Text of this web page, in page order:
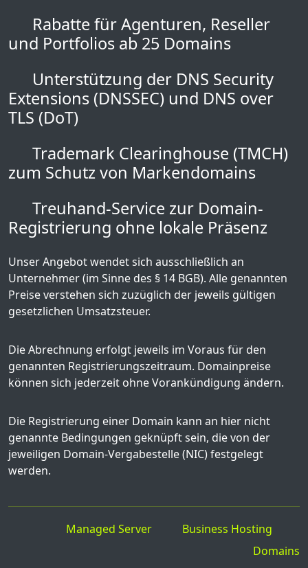
Rabatte für Agenturen, Reseller
und Portfolios ab 25 Domains
Unterstützung der DNS Security
Extensions (DNSSEC) und DNS over
TLS (DoT)
Trademark Clearinghouse (TMCH)
zum Schutz von Markendomains
Treuhand-Service zur Domain-
Registrierung ohne lokale Präsenz
Unser Angebot wendet sich ausschließlich an
Unternehmer (im Sinne des § 14 BGB). Alle genannten
Preise verstehen sich zuzüglich der jeweils gültigen
gesetzlichen Umsatzsteuer.
Die Abrechnung erfolgt jeweils im Voraus für den
genannten Registrierungszeitraum. Domainpreise
können sich jederzeit ohne Vorankündigung ändern.
Die Registrierung einer Domain kann an hier nicht
genannte Bedingungen geknüpft sein, die von der
jeweiligen Domain-Vergabestelle (NIC) festgelegt
werden.
Managed Server
Business Hosting
Domains